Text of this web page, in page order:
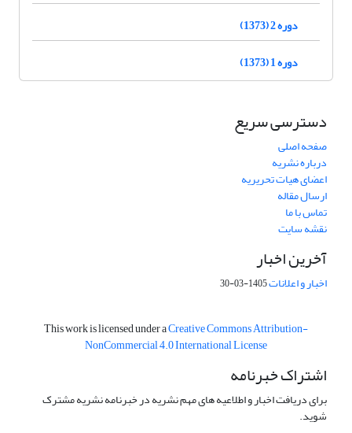
دوره 2 (1373)
دوره 1 (1373)
دسترسی سریع
صفحه اصلی
درباره نشریه
اعضای هیات تحریریه
ارسال مقاله
تماس با ما
نقشه سایت
آخرین اخبار
اخبار و اعلانات1405-03-30
This work is licensed under aCreative Commons Attribution-
NonCommercial 4.0 International License
اشتراک خبرنامه
برای دریافت اخبار و اطلاعیه های مهم نشریه در خبرنامه نشریه مشترک
شوید.